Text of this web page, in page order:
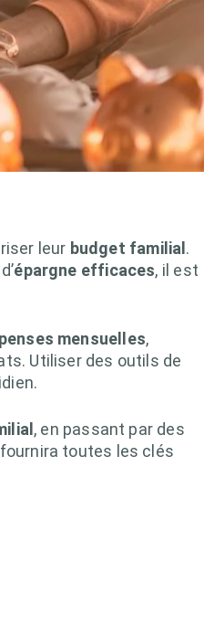
leur budget familial .
épargne efficaces, il est
mensuelles,
Utiliser des outils de
, en passant par des
toutes les clés